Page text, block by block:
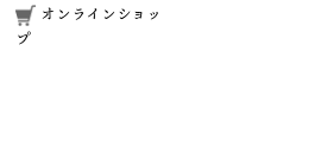
オンラインショッ
プ